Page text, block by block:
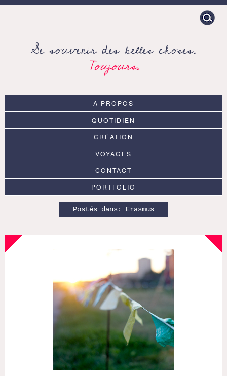
Search
for:
Se souvenir des belles choses.
Toujours.
A PROPOS
QUOTIDIEN
CRÉATION
VOYAGES
CONTACT
PORTFOLIO
Postés dans: Erasmus